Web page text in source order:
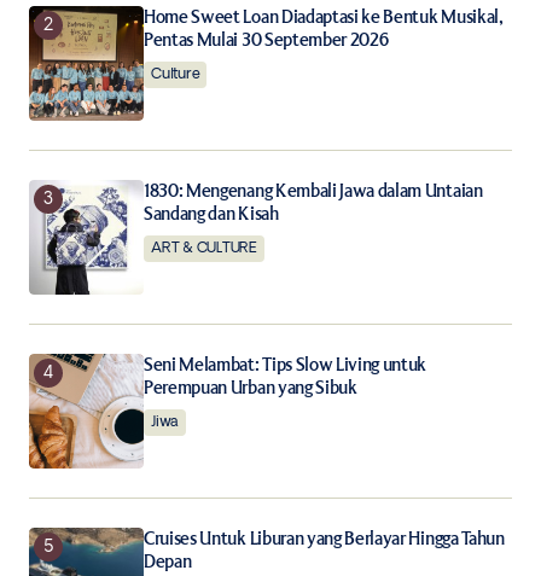
Notify me of new posts by email.
Submit Comment
Home Sweet Loan Diadaptasi ke Bentuk Musikal,
Pentas Mulai 30 September 2026
Culture
1830: Mengenang Kembali Jawa dalam Untaian
Sandang dan Kisah
ART & CULTURE
Seni Melambat: Tips Slow Living untuk
Perempuan Urban yang Sibuk
Jiwa
Cruises Untuk Liburan yang Berlayar Hingga Tahun
Depan